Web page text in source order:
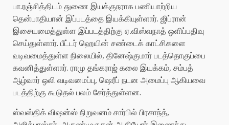
பா.ரஞ்சித்திடம் துணை இயக்குநராக பணியாற்றிய
தென்பாதியான் இப்படத்தை இயக்கியுள்ளார். ஜிப்ரான்
இசையமைத்துள்ள இப்படத்திற்கு ஏ.விஸ்வநாத் ஒளிப்பதிவு
செய்துள்ளார். பீட்டர் ஹெயின் சண்டைக் காட்சிகளை
வடிவமைத்துள்ள நிலையில், தினேஷ்குமார் படத்தொகுப்பை
கவனித்துள்ளார். ராமு தங்கராஜ் கலை இயக்கம், சம்பத்
ஆழ்வார் ஒலி வடிவமைப்பு, ஷெரீப் நடன அமைப்பு ஆகியவை
படத்திற்கு கூடுதல் பலம் சேர்த்துள்ளன.
ஸ்வஸ்திக் விஷன்ஸ் நிறுவனம் சார்பில் பிரசாந்த்,